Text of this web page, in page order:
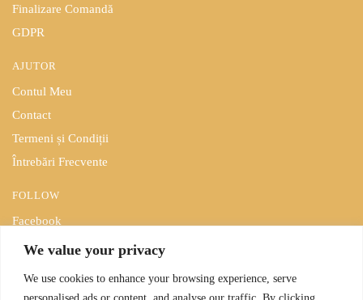
We value your privacy
We use cookies to enhance your browsing experience, serve
personalised ads or content, and analyse our traffic. By clicking
Finalizare Comandă
GDPR
AJUTOR
Contul Meu
Contact
Termeni și Condiții
Întrebări Frecvente
FOLLOW
Facebook
Blog
ÎNSCRIE-TE LA NEWSLETTER